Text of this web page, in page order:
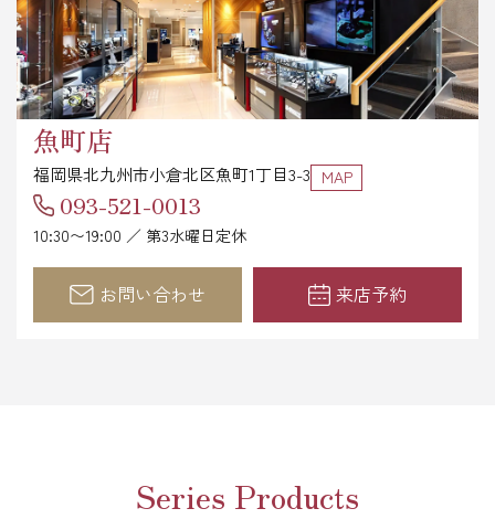
魚町店
福岡県北九州市小倉北区魚町1丁目3-3 MAP
093-521-0013
10:30〜19:00 ／ 第3水曜日定休
お問い合わせ 来店予約
Series Products